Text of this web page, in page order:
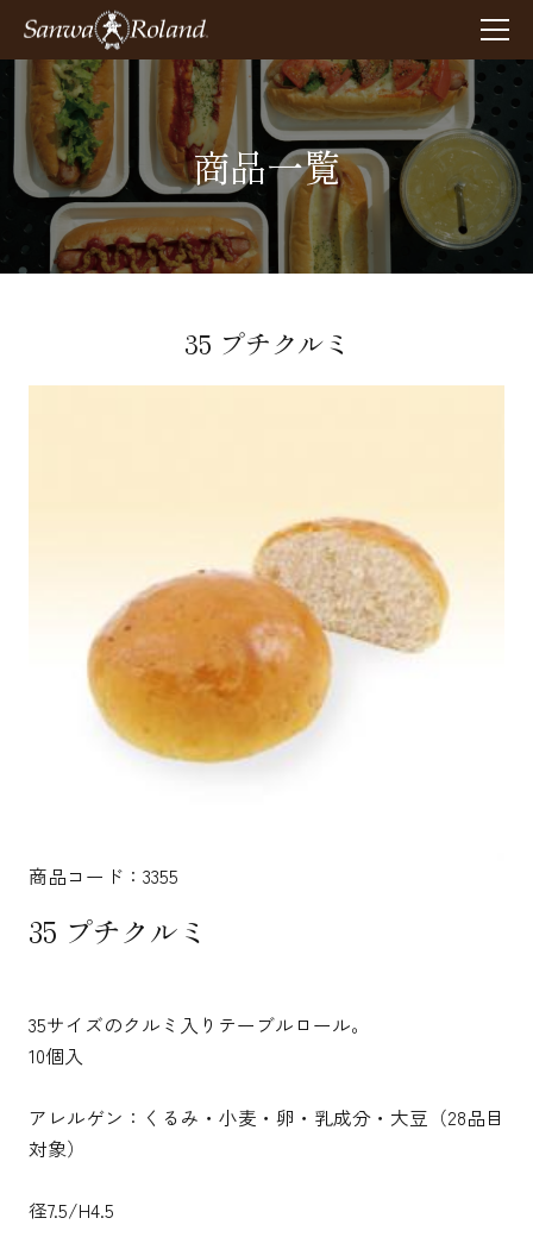
商品一覧
35 プチクルミ
商品コード：3355
35 プチクルミ
35サイズのクルミ入りテーブルロール。
10個入
アレルゲン：くるみ・小麦・卵・乳成分・大豆（28品目
対象）
径7.5/H4.5